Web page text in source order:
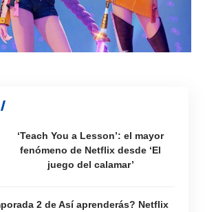
‘Teach You a Lesson’: el mayor
fenómeno de Netflix desde ‘El
juego del calamar’
2 de Así aprenderás? Netflix